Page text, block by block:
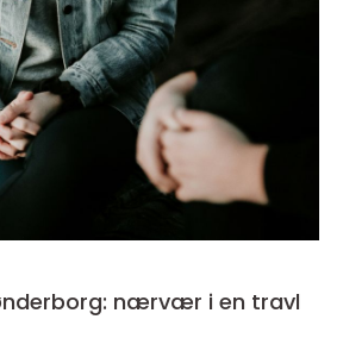
nærvær i en travl